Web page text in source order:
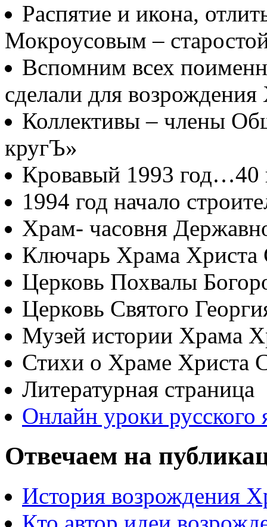
Распятие и икона,
Мокроусовым –
Вспомним всех
сделали для
Коллективы – члены
кругЪ»
Кровавый 1993
1994 год начало
Храм- часовня
Ключарь Храма Христа
Церковь Похвалы
Церковь Святого
Музей истории Храма
Стихи о Храме Христа
Литературная страница
Онлайн уроки русского
Отвечаем на
История возрождения